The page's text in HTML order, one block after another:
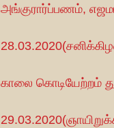
அங்குரார்ப்பணம்,
காலை